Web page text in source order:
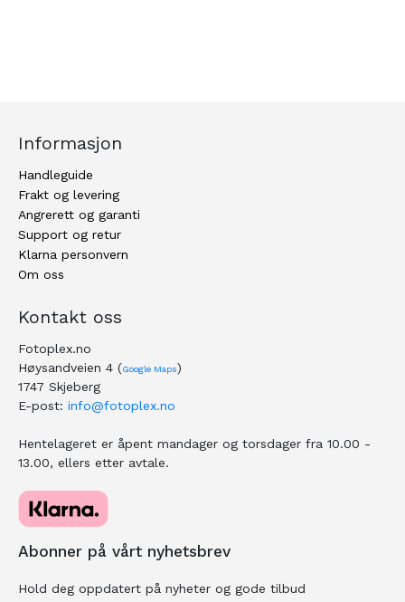
Informasjon
Handleguide
Frakt og levering
Angrerett og garanti
Support og retur
Klarna personvern
Om oss
Kontakt oss
Fotoplex.no
Høysandveien 4 (Google Maps)
1747 Skjeberg
E-post: info@fotoplex.no
Hentelageret er åpent mandager og torsdager fra 10.00 -
13.00, ellers etter avtale.
Abonner på vårt nyhetsbrev
Hold deg oppdatert på nyheter og gode tilbud